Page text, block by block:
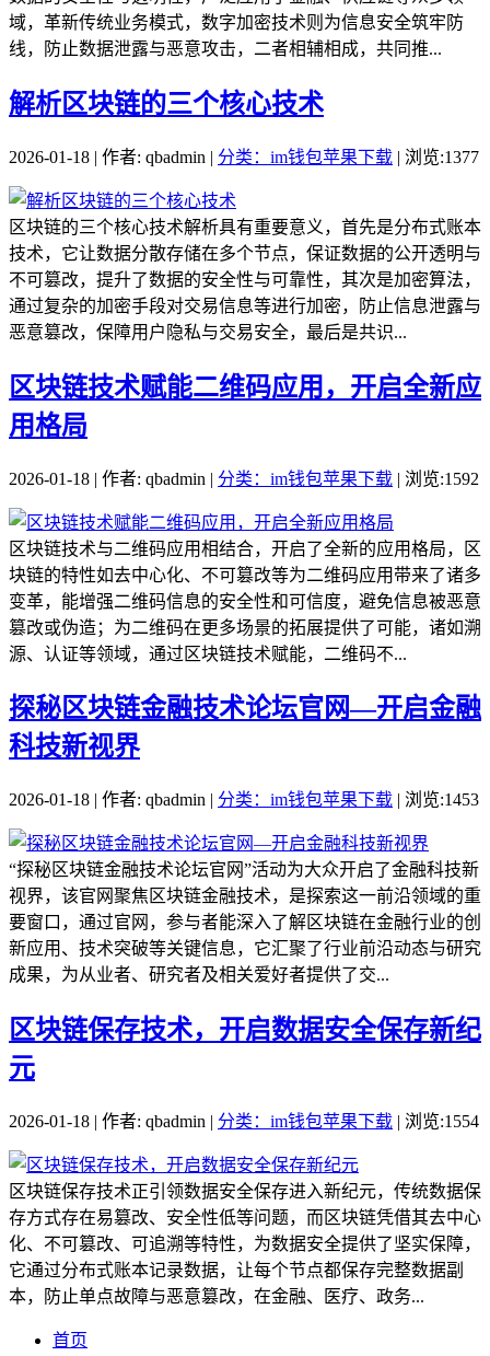
域，革新传统业务模式，数字加密技术则为信息安全筑牢防
线，防止数据泄露与恶意攻击，二者相辅相成，共同推...
解析区块链的三个核心技术
2026-01-18 | 作者: qbadmin | 分类：im钱包苹果下载 | 浏览:1377
区块链的三个核心技术解析具有重要意义，首先是分布式账本
技术，它让数据分散存储在多个节点，保证数据的公开透明与
不可篡改，提升了数据的安全性与可靠性，其次是加密算法，
通过复杂的加密手段对交易信息等进行加密，防止信息泄露与
恶意篡改，保障用户隐私与交易安全，最后是共识...
区块链技术赋能二维码应用，开启全新应
用格局
2026-01-18 | 作者: qbadmin | 分类：im钱包苹果下载 | 浏览:1592
区块链技术与二维码应用相结合，开启了全新的应用格局，区
块链的特性如去中心化、不可篡改等为二维码应用带来了诸多
变革，能增强二维码信息的安全性和可信度，避免信息被恶意
篡改或伪造；为二维码在更多场景的拓展提供了可能，诸如溯
源、认证等领域，通过区块链技术赋能，二维码不...
探秘区块链金融技术论坛官网—开启金融
科技新视界
2026-01-18 | 作者: qbadmin | 分类：im钱包苹果下载 | 浏览:1453
“探秘区块链金融技术论坛官网”活动为大众开启了金融科技新
视界，该官网聚焦区块链金融技术，是探索这一前沿领域的重
要窗口，通过官网，参与者能深入了解区块链在金融行业的创
新应用、技术突破等关键信息，它汇聚了行业前沿动态与研究
成果，为从业者、研究者及相关爱好者提供了交...
区块链保存技术，开启数据安全保存新纪
元
2026-01-18 | 作者: qbadmin | 分类：im钱包苹果下载 | 浏览:1554
区块链保存技术正引领数据安全保存进入新纪元，传统数据保
存方式存在易篡改、安全性低等问题，而区块链凭借其去中心
化、不可篡改、可追溯等特性，为数据安全提供了坚实保障，
它通过分布式账本记录数据，让每个节点都保存完整数据副
本，防止单点故障与恶意篡改，在金融、医疗、政务...
首页